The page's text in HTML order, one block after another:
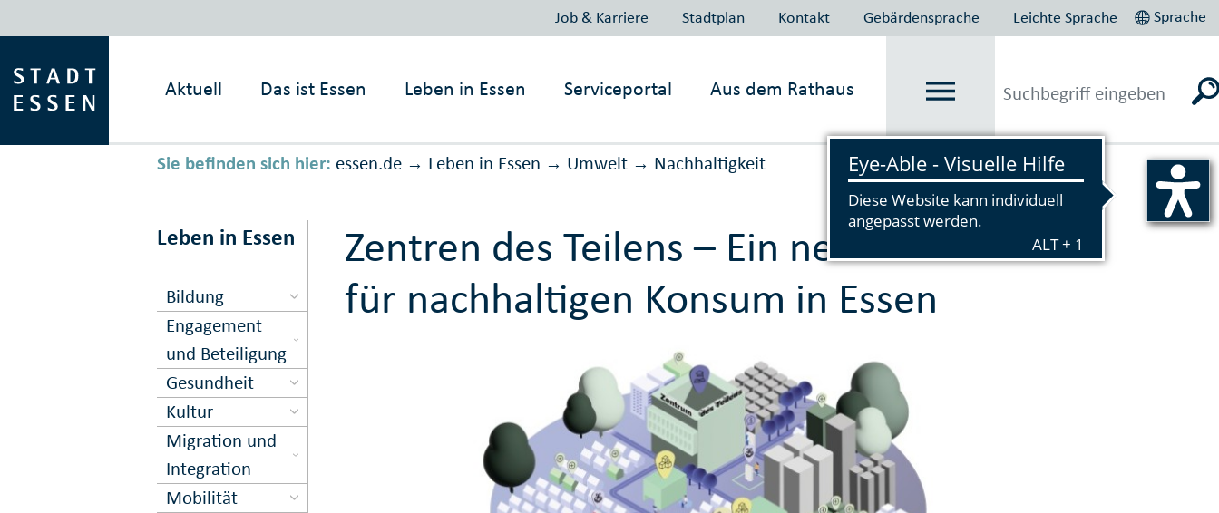
Job & Karriere Stadtplan Kontakt Gebärdensprache Leichte Sprache Sprache
Aktuell Das ist Essen Leben in Essen Serviceportal Aus dem Rathaus
Sie befinden sich hier: essen.de → Leben in Essen → Umwelt → Nachhaltig­keit Vorlesen
Leben in Essen
Bildung
Engagement
und Beteiligung
Gesundheit
Kultur
Migration und
Inte­gration
Mobilität
Zentren des Teilens – Ein neuer Ansatz
für nachhaltigen Konsum in Essen